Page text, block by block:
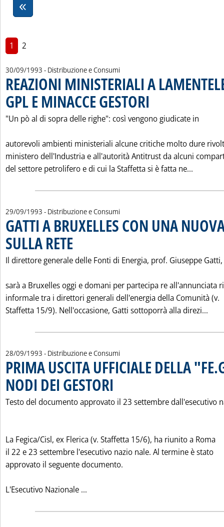
1 2
30/09/1993 - Distribuzione e Consumi
REAZIONI MINISTERIALI A
GPL E MINACCE GESTORI
"Un pò al di sopra delle righe": così vengono giudicate in
autorevoli ambienti ministeriali alcune critiche molto dure
ministero dell'Industria e all'autorità Antitrust da alcuni
del settore petrolifero e di cui la Staffetta si è fatta ne...
29/09/1993 - Distribuzione e Consumi
GATTI A BRUXELLES CON UNA
SULLA RETE
Il direttore generale delle Fonti di Energia, prof. Giuseppe Gatti,
sarà a Bruxelles oggi e domani per partecipa re all'annunciata
informale tra i direttori generali dell'energia della Comunità (v.
Staffetta 15/9). Nell'occasione, Gatti sottoporrà alla direzi...
28/09/1993 - Distribuzione e Consumi
PRIMA USCITA UFFICIALE DELLA
NODI DEI GESTORI
Testo del documento approvato il 23 settembre dall'esecutivo
La Fegica/Cisl, ex Flerica (v. Staffetta 15/6), ha riunito a Roma
il 22 e 23 settembre l'esecutivo nazio nale. Al termine è stato
approvato il seguente documento.
L'Esecutivo Nazionale ...